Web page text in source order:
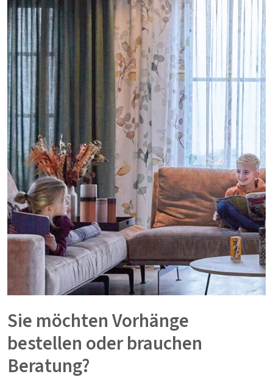
Sie möchten Vorhänge
bestellen oder brauchen
Beratung?